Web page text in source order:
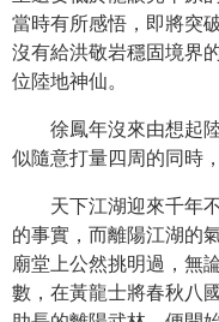
當時有所感悟，即將突
沒有給洪敬岩穩固境界
位陸地神仙。
徐鳳年沒來由想起
似隨意打量四周的同時
天下江湖迎來千年
的事實，而離陽江湖的
廟堂上公然挑明過，無
數，在黃龍士將春秋八